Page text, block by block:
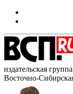
издательская группа
Восточно-